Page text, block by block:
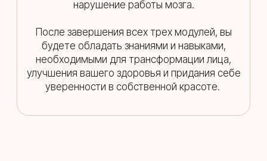
нарушение работы мозга.
После завершения всех трех модулей, вы
будете обладать знаниями и навыками,
необходимыми для трансформации лица,
улучшения вашего здоровья и придания себе
уверенности в собственной красоте.